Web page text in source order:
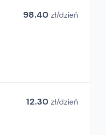
98.40 zł/dzień
12.30 zł/dzień